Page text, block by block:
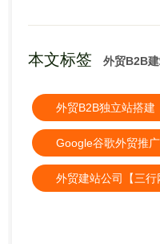
本文标签 外贸B2B
外贸B2B独立站搭建
Google谷歌外贸推广
外贸建站公司【三行